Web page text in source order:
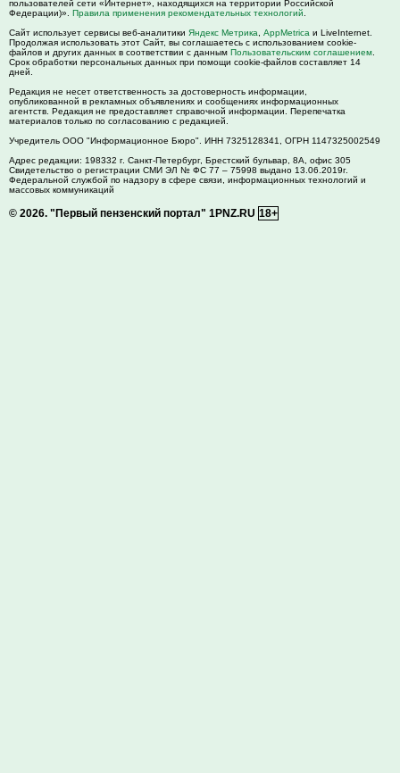
пользователей сети «Интернет», находящихся на территории Российской
Федерации)». Правила применения рекомендательных технологий
Сайт использует сервисы веб-аналитики Яндекс Метрика AppMetrica и LiveInternet.
Продолжая использовать этот Сайт, вы соглашаетесь с использованием cookie-
файлов и других данных в соответствии с данным Пользовательским соглашением
Срок обработки персональных данных при помощи cookie-файлов составляет 14
дней.
Редакция не несет ответственность за достоверность информации,
опубликованной в рекламных объявлениях и сообщениях информационных
агентств. Редакция не предоставляет справочной информации. Перепечатка
материалов только по согласованию с редакцией.
Учредитель ООО "Информационное Бюро". ИНН 7325128341, ОГРН 1147325002549
Адрес редакции: 198332 г. Санкт-Петербург, Брестский бульвар, 8А, офис 305
Свидетельство о регистрации СМИ ЭЛ № ФС 77 – 75998 выдано 13.06.2019г.
Федеральной службой по надзору в сфере связи, информационных технологий и
массовых коммуникаций
© 2026. "Первый пензенский портал" 1PNZ.RU 18+